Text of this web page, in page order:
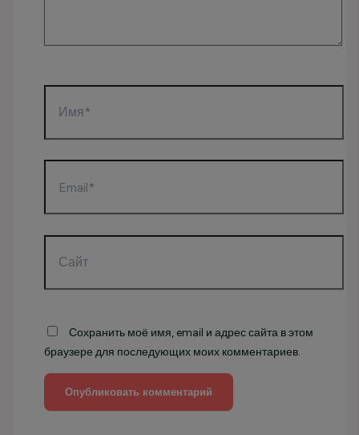
Сохранить моё имя, email и адрес сайта в этом
браузере для последующих моих комментариев.